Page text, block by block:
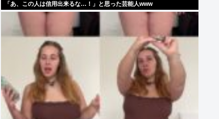
「あ、この人は信用出来るな…！」と思った芸能人www